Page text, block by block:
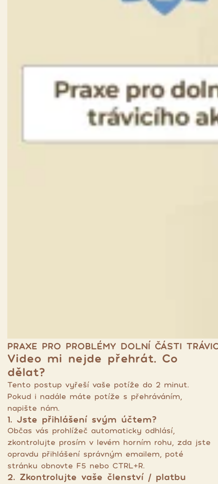
PRAXE PRO PROBLÉMY DOLNÍ ČÁSTI
Video mi nejde přehrát. Co
dělat?
Tento postup vyřeší vaše potíže do 2 minut.
Pokud i nadále máte potíže s přehráváním,
napište nám.
1. Jste přihlášení svým účtem?
Občas vás prohlížeč automaticky odhlásí,
zkontrolujte prosím v levém horním rohu, zda jste
opravdu přihlášení správným emailem, poté
stránku obnovte F5 nebo CTRL+R.
2. Zkontrolujte vaše členství / platbu